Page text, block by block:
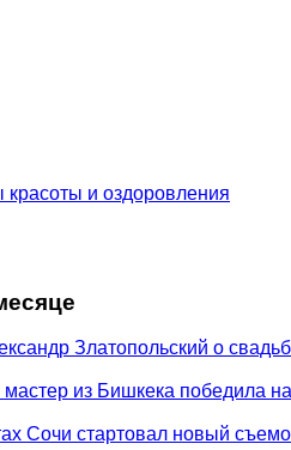
Златопольский о
из Бишкека победила
Сочи стартовал новый